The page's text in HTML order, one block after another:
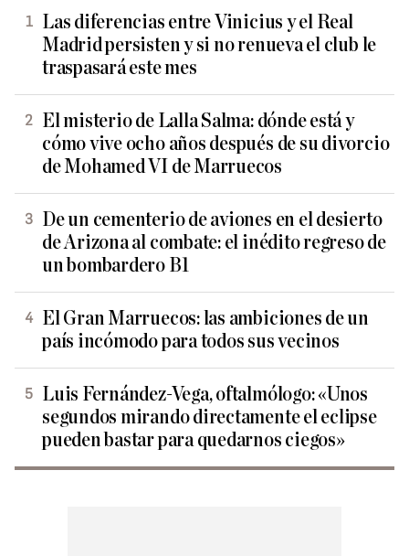
Las diferencias entre Vinicius y el Real
Madrid persisten y si no renueva el club le
traspasará este mes
El misterio de Lalla Salma: dónde está y
cómo vive ocho años después de su divorcio
de Mohamed VI de Marruecos
De un cementerio de aviones en el desierto
de Arizona al combate: el inédito regreso de
un bombardero B1
El Gran Marruecos: las ambiciones de un
país incómodo para todos sus vecinos
Luis Fernández-Vega, oftalmólogo: «Unos
segundos mirando directamente el eclipse
pueden bastar para quedarnos ciegos»